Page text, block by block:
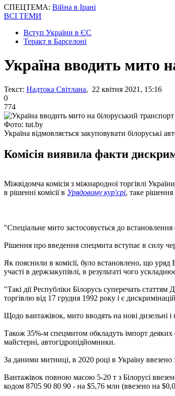
СПЕЦТЕМА: Війна в Ірані
ВСІ ТЕМИ
Вступ України в ЄС
Теракт в Барселоні
Україна вводить мито
Текст: Надтока Світлана, 22 квітня 2021, 15:16
0
774
Фото: tut.by
Україна відмовляється закуповувати білоруські
Комісія виявила факти
Міжвідомча комісія з міжнародної торгівлі
в рішенні комісії в Урядовому кур'єрі, таке рішення
"Спеціальне мито застосовується до
Рішення про введення спецмита вступає в силу
Як пояснили в комісії, було встановлено, що уряд
участі в держзакупівлі, в результаті чого
"Такі дії Республіки Білорусь суперечать
торгівлю від 17 грудня 1992 року і є
Щодо вантажівок, мито вводять на нові дизельні
Також 35%-м спецмитом обкладуть імпорт деяких
майстерні, автогідропідйомники.
За даними митниці, в 2020 році в Україну ввезено
Вантажівок повною масою 5-20 т з Білорусі
кодом 8705 90 80 90 - на $5,76 млн (ввезено на